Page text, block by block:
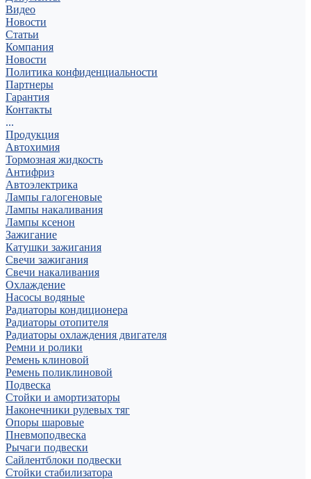
Видео
Новости
Статьи
Компания
Новости
Политика конфиденциальности
Партнеры
Гарантия
Контакты
...
Продукция
Автохимия
Тормозная жидкость
Антифриз
Автоэлектрика
Лампы галогеновые
Лампы накаливания
Лампы ксенон
Зажигание
Катушки зажигания
Свечи зажигания
Свечи накаливания
Охлаждение
Насосы водяные
Радиаторы кондиционера
Радиаторы отопителя
Радиаторы охлаждения двигателя
Ремни и ролики
Ремень клиновой
Ремень поликлиновой
Подвеска
Стойки и амортизаторы
Наконечники рулевых тяг
Опоры шаровые
Пневмоподвеска
Рычаги подвески
Сайлентблоки подвески
Стойки стабилизатора